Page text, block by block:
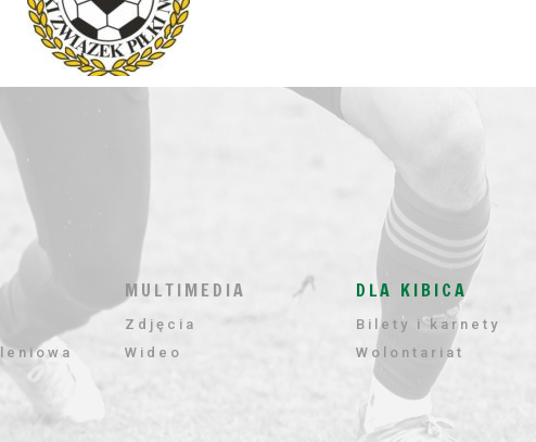
MULTIMEDIA
Zdjęcia
Wideo
DLA KIBICA
Bilety i karnety
Wolontariat